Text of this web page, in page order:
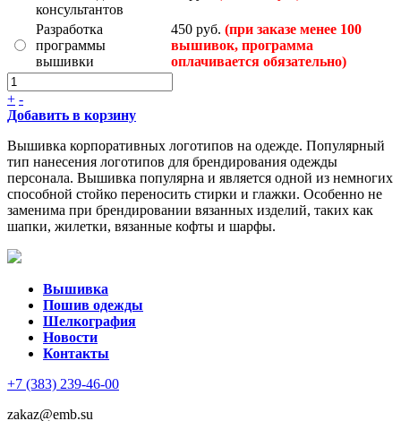
консультантов
Разработка
программы
вышивки
450 руб. (при заказе менее 100
вышивок, программа
оплачивается обязательно)
+ -
Добавить в корзину
Вышивка корпоративных логотипов на одежде. Популярный
тип нанесения логотипов для брендирования одежды
персонала. Вышивка популярна и является одной из немногих
способной стойко переносить стирки и глажки. Особенно не
заменима при брендировании вязанных изделий, таких как
шапки, жилетки, вязанные кофты и шарфы.
Вышивка
Пошив одежды
Шелкография
Новости
Контакты
+7 (383) 239-46-00
zakaz@emb.su